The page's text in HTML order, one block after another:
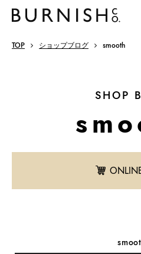
TOP ショップブログ smooth
SHOP